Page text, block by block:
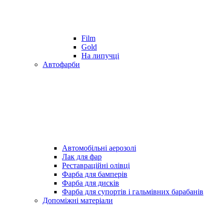
Film
Gold
На липучці
Автофарби
Автомобільні аерозолі
Лак для фар
Реставраційні олівці
Фарба для бамперів
Фарба для дисків
Фарба для супортів і гальмівних барабанів
Допоміжні матеріали